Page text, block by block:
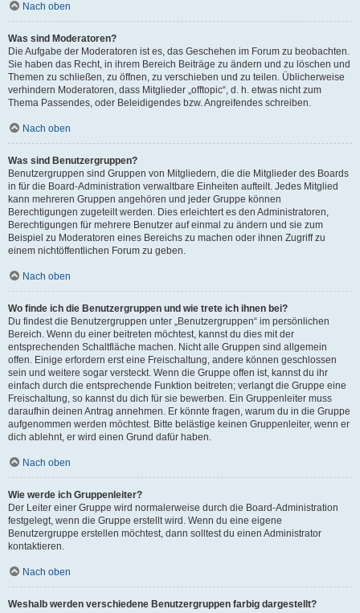
Nach oben
Was sind Moderatoren?
Die Aufgabe der Moderatoren ist es, das Geschehen im Forum zu beobachten.
Sie haben das Recht, in ihrem Bereich Beiträge zu ändern und zu löschen und
Themen zu schließen, zu öffnen, zu verschieben und zu teilen. Üblicherweise
verhindern Moderatoren, dass Mitglieder „offtopic“, d. h. etwas nicht zum
Thema Passendes, oder Beleidigendes bzw. Angreifendes schreiben.
Nach oben
Was sind Benutzergruppen?
Benutzergruppen sind Gruppen von Mitgliedern, die die Mitglieder des Boards
in für die Board-Administration verwaltbare Einheiten aufteilt. Jedes Mitglied
kann mehreren Gruppen angehören und jeder Gruppe können
Berechtigungen zugeteilt werden. Dies erleichtert es den Administratoren,
Berechtigungen für mehrere Benutzer auf einmal zu ändern und sie zum
Beispiel zu Moderatoren eines Bereichs zu machen oder ihnen Zugriff zu
einem nichtöffentlichen Forum zu geben.
Nach oben
Wo finde ich die Benutzergruppen und wie trete ich ihnen bei?
Du findest die Benutzergruppen unter „Benutzergruppen“ im persönlichen
Bereich. Wenn du einer beitreten möchtest, kannst du dies mit der
entsprechenden Schaltfläche machen. Nicht alle Gruppen sind allgemein
offen. Einige erfordern erst eine Freischaltung, andere können geschlossen
sein und weitere sogar versteckt. Wenn die Gruppe offen ist, kannst du ihr
einfach durch die entsprechende Funktion beitreten; verlangt die Gruppe eine
Freischaltung, so kannst du dich für sie bewerben. Ein Gruppenleiter muss
daraufhin deinen Antrag annehmen. Er könnte fragen, warum du in die Gruppe
aufgenommen werden möchtest. Bitte belästige keinen Gruppenleiter, wenn er
dich ablehnt, er wird einen Grund dafür haben.
Nach oben
Wie werde ich Gruppenleiter?
Der Leiter einer Gruppe wird normalerweise durch die Board-Administration
festgelegt, wenn die Gruppe erstellt wird. Wenn du eine eigene
Benutzergruppe erstellen möchtest, dann solltest du einen Administrator
kontaktieren.
Nach oben
Weshalb werden verschiedene Benutzergruppen farbig dargestellt?